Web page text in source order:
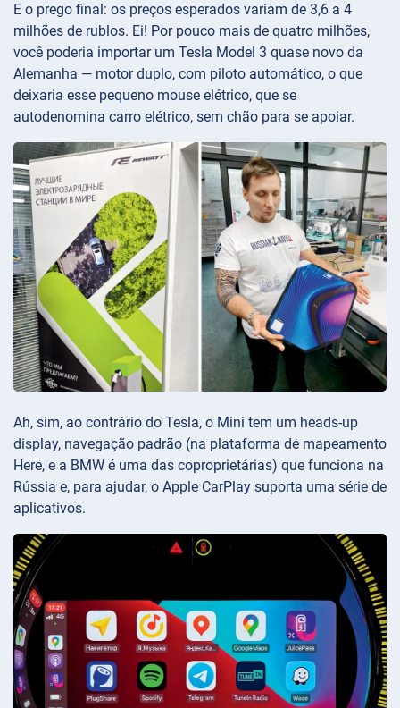
E o prego final: os preços esperados variam de 3,6 a 4
milhões de rublos. Ei! Por pouco mais de quatro milhões,
você poderia importar um Tesla Model 3 quase novo da
Alemanha — motor duplo, com piloto automático, o que
deixaria esse pequeno mouse elétrico, que se
autodenomina carro elétrico, sem chão para se apoiar.
Ah, sim, ao contrário do Tesla, o Mini tem um heads-up
display, navegação padrão (na plataforma de mapeamento
Here, e a BMW é uma das coproprietárias) que funciona na
Rússia e, para ajudar, o Apple CarPlay suporta uma série de
aplicativos.